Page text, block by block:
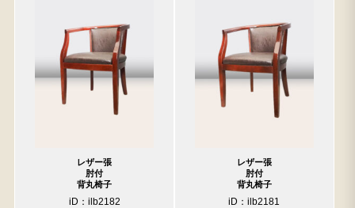
レザー張
肘付
背丸椅子
iD：ilb2182
レザー張
肘付
背丸椅子
iD：ilb2181